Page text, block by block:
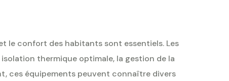
le confort des habitants sont essentiels. Les
thermique optimale, la gestion de la
ces équipements peuvent connaître divers